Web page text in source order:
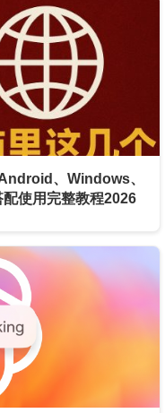
、Windows、
使用完整教程2026